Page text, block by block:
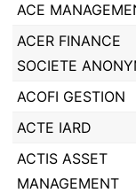
ACE
ACER FINANCE
SOCIETE
ACOFI GESTION
ACTE IARD
ACTIS ASSET
MANAGEMENT